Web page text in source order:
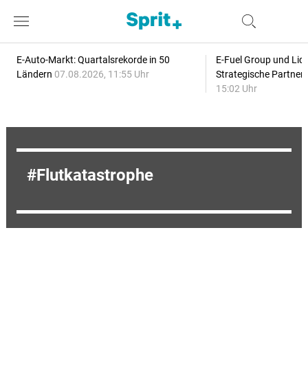
E-Auto-Markt: Quartalsrekorde in 50
Ländern 07.08.2026, 11:55 Uhr
E-Fuel Group und
Strategische
15:02 Uhr
Flutkatastrophe